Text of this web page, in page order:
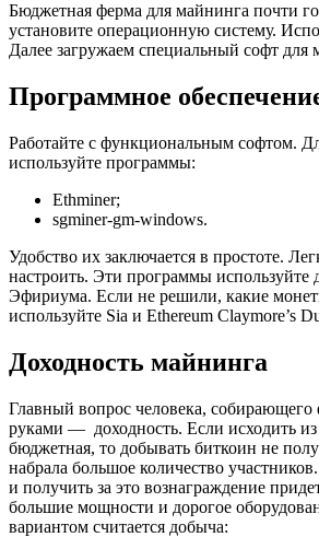
Бюджетная ферма для майнинга почти
установите операционную систему.
Далее загружаем специальный софт для
Программное
Работайте с функциональным софтом.
используйте программы:
Ethminer;
sgminer-gm-windows.
Удобство их заключается в простоте.
настроить. Эти программы используйте
Эфириума. Если не решили, какие
используйте Sia и Ethereum Claymore’s
Доходность майнинга
Главный вопрос человека,
руками — доходность. Если исходить
бюджетная, то добывать биткоин не
набрала большое количество
и получить за это вознаграждение
большие мощности и дорогое
вариантом считается добыча: